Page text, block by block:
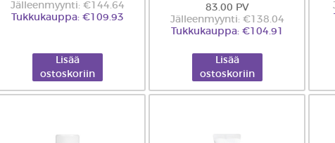
Jälleenmyynti: €144.64
Tukkukauppa: €109.93
Lisää
ostoskoriin
83.00 PV
Jälleenmyynti: €138.04
Tukkukauppa: €104.91
Lisää
ostoskoriin